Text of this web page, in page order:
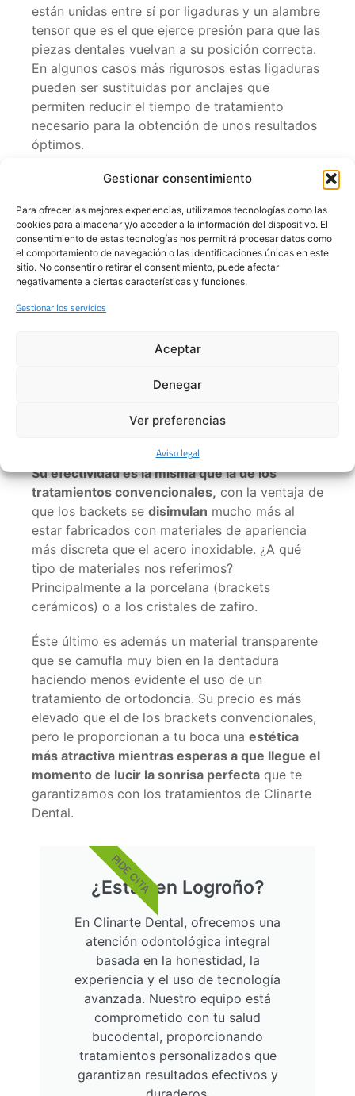
Gestionar consentimiento
Para ofrecer las mejores experiencias, utilizamos tecnologías como las
cookies para almacenar y/o acceder a la información del dispositivo. El
consentimiento de estas tecnologías nos permitirá procesar datos como
el comportamiento de navegación o las identificaciones únicas en este
sitio. No consentir o retirar el consentimiento, puede afectar
negativamente a ciertas características y funciones.
Gestionar los servicios
Aceptar
Denegar
Ver preferencias
Aviso legal
están unidas entre sí por ligaduras y un alambre
tensor que es el que ejerce presión para que las
piezas dentales vuelvan a su posición correcta.
En algunos casos más rigurosos estas ligaduras
pueden ser sustituidas por anclajes que
permiten reducir el tiempo de tratamiento
necesario para la obtención de unos resultados
óptimos.
Tratamientos de ortodoncia con
brackets estéticos
A medida que nos hacemos mayores no
imagen personal. Éste es uno de los motivos
estéticos tienen una mejor acogida entre los
Su efectividad es la misma que la de los
tratamientos convencionales, con la ventaja de
que los backets se disimulan mucho más al
estar fabricados con materiales de apariencia
más discreta que el acero inoxidable. ¿A qué
tipo de materiales nos referimos?
Principalmente a la porcelana (brackets
cerámicos) o a los cristales de zafiro.
Éste último es además un material transparente
que se camufla muy bien en la dentadura
haciendo menos evidente el uso de un
tratamiento de ortodoncia. Su precio es más
elevado que el de los brackets convencionales,
pero le proporcionan a tu boca una estética
más atractiva mientras esperas a que llegue el
momento de lucir la sonrisa perfecta que te
garantizamos con los tratamientos de Clinarte
Dental.
¿Estás en Logroño?
En Clinarte Dental, ofrecemos una
atención odontológica integral
basada en la honestidad, la
experiencia y el uso de tecnología
avanzada. Nuestro equipo está
comprometido con tu salud
bucodental, proporcionando
tratamientos personalizados que
garantizan resultados efectivos y
PIDE CITA